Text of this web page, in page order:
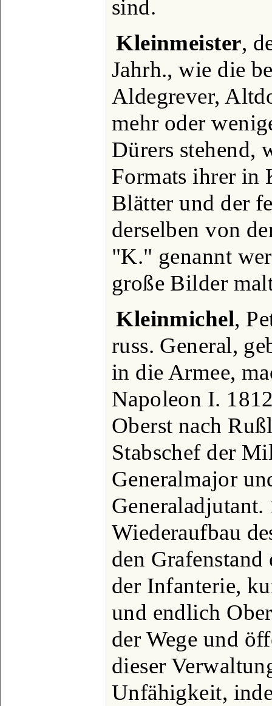
sind.
Kleinmeister,
Jahrh., wie die
Aldegrever,
mehr oder
Dürers stehend,
Formats ihrer in
Blätter und der
derselben von
"K." genannt
große Bilder
Kleinmichel,
russ. General,
in die Armee,
Napoleon I.
Oberst nach
Stabschef der
Generalmajor
Wiederaufbau
den
der Infanterie,
und endlich
der Wege und
dieser
Unfähigkeit,